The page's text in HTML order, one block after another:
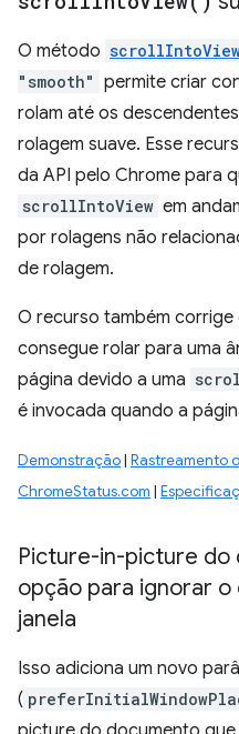
O método
"smooth" permite criar
rolam até os
rolagem suave. Esse
da API pelo Chrome para
scrollIntoView em
por rolagens não
de rolagem.
O recurso também corrige
consegue rolar para uma
página devido a uma
é invocada quando a
Demonstração| Rastreamento
ChromeStatus.com |
Picture-in-picture do
opção para ignorar
janela
Isso adiciona um novo
(